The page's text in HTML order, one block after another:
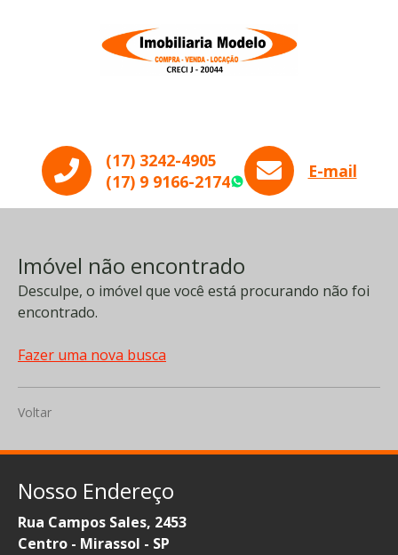
(17) 3242-4905
(17) 9 9166-2174
WhatsApp
E-mail
Imóvel não encontrado
Desculpe, o imóvel que você está procurando não foi
encontrado.
Fazer uma nova busca
Voltar
Nosso Endereço
Rua Campos Sales, 2453
Centro - Mirassol - SP